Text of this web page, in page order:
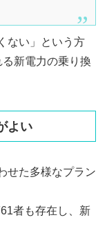
ない」という方
新電力の乗り換
よい
せた多様なプラン
者も存在し、新